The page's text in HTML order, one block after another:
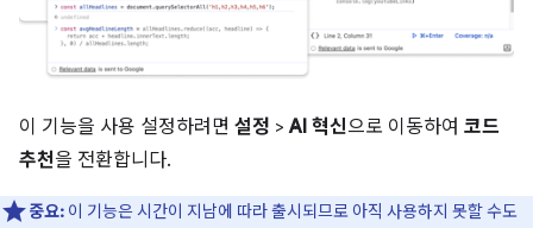
이 기능을 사용 설정하려면 설정 >AI 혁신으로 이동하여 코드
추천을 전환합니다.
중요: 이 기능은 시간이 지남에 따라 출시되므로 아직 사용하지 못할 수도